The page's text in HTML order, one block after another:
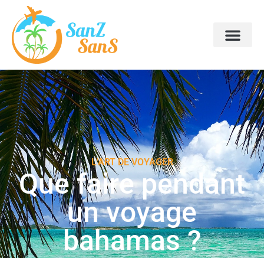
L'ART DE VOYAGER
Que faire pendant
un voyage
bahamas ?